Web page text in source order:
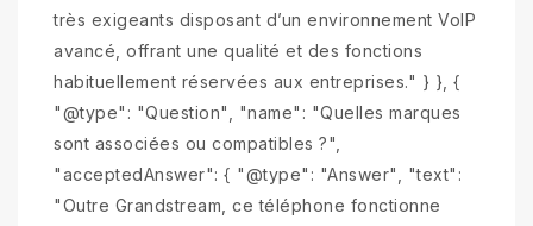
très exigeants disposant d’un environnement VoIP
avancé, offrant une qualité et des fonctions
habituellement réservées aux entreprises." } }, {
"@type": "Question", "name": "Quelles marques
sont associées ou compatibles ?",
"acceptedAnswer": { "@type": "Answer", "text":
"Outre Grandstream, ce téléphone fonctionne